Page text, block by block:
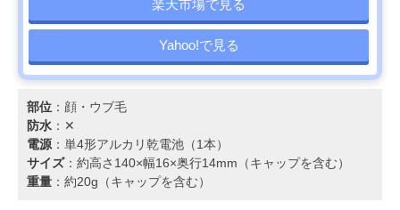
楽天市場で見る
Yahoo!で見る
部位 ：顔・ウブ毛
防水 ：✕
電源：単4形アルカリ乾電池（1本）
サイズ：約高さ140×幅16×奥行14mm（キャップを含む）
重量 ：約20g（キャップを含む）